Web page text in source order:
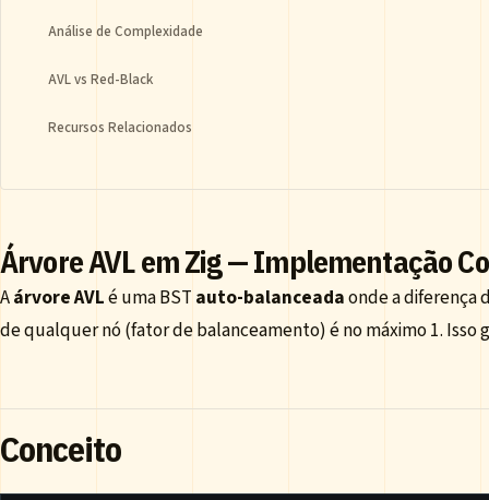
Análise de Complexidade
AVL vs Red-Black
Recursos Relacionados
Árvore AVL em Zig — Implementação
Aárvore AVLé uma BST auto-balanceadaonde a diferença
de qualquer nó (fator de balanceamento) é no máximo 1. Isso
Conceito